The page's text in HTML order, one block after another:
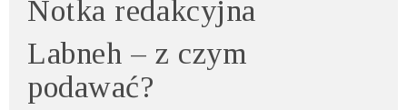
Notka redakcyjna
Labneh – z czym
podawać?